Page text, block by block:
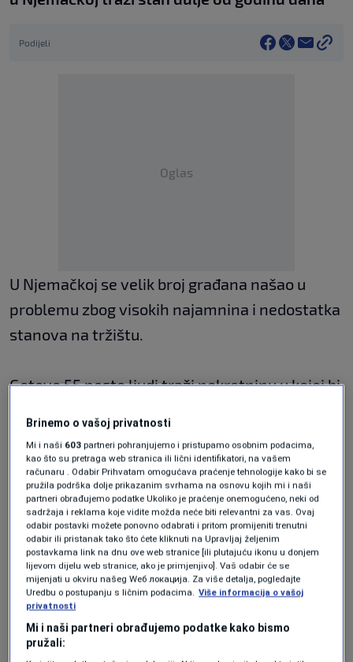
Podijeli
Oglas
U Njemačkoj se velik broj građana našao u
problemu zbog visokih najamnina i nedostatka
stanova na tržištu.
Gotovo 55 posto ljudi traži nekretninu u kojoj bi
istraživanje portala ImmoScout24.
Od 1183 ljudi koji su sudjelovali u njemu, njih
22,7 posto provelo je više od dvije godine
tražeći novi dom.
Oko64 postoih je uvjereno da će ove godine
pronaći ono što traže. A 16 posto onih koji bi se
željeli preseliti ove godine pesimistično gleda
Brinemo o vašoj privatnosti
Mi i naši 603 partneri pohranjujemo i pristupamo osobnim podacima,
kao što su pretraga web stranica ili lični identifikatori, na vašem
računaru . Odabir Prihvatam omogućava praćenje tehnologije kako bi se
pružila podrška dolje prikazanim svrhama na osnovu kojih mi i naši
partneri obrađujemo podatke Ukoliko je praćenje onemogućeno, neki od
sadržaja i reklama koje vidite možda neće biti relevantni za vas. Ovaj
odabir postavki možete ponovno odabrati i pritom promijeniti trenutni
odabir ili pristanak tako što ćete kliknuti na Upravljaj željenim
postavkama link na dnu ove web stranice [ili plutajuću ikonu u donjem
lijevom dijelu web stranice, ako je primjenjivo]. Vaš odabir će se
mijenjati u okviru našeg Wеб локација. Za više detalja, pogledajte
Uredbu o postupanju s ličnim podacima. Više informacija o vašoj
privatnosti
Mi i naši partneri obrađujemo podatke kako bismo
pružali: